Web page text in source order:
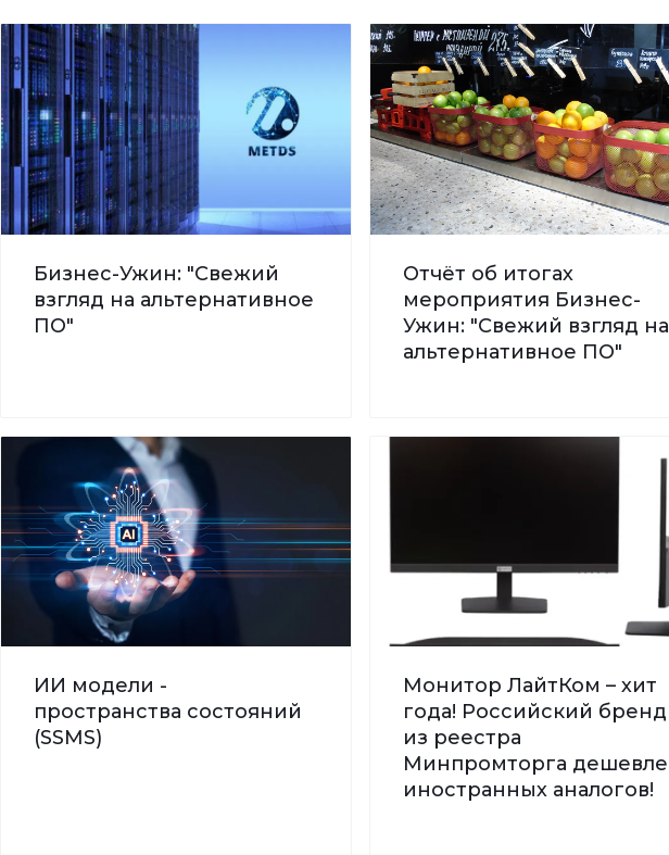
Бизнес-Ужин: "Свежий
взгляд на альтернативное
ПО"
Отчёт об итогах
мероприятия Бизнес-
Ужин: "Свежий взгляд на
альтернативное ПО"
ИИ модели -
пространства состояний
(SSMS)
Монитор ЛайтКом – хит
года! Российский бренд
из реестра
Минпромторга дешевле
иностранных аналогов!